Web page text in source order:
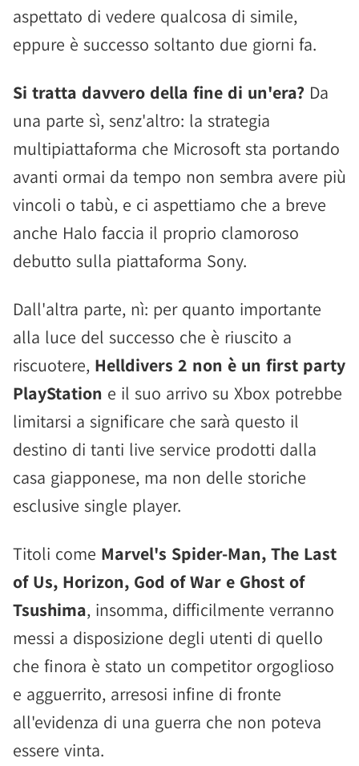
aspettato di vedere qualcosa di simile,
eppure è successo soltanto due giorni fa.
Si tratta davvero della fine di un'era? Da
una parte sì, senz'altro: la strategia
multipiattaforma che Microsoft sta portando
avanti ormai da tempo non sembra avere più
vincoli o tabù, e ci aspettiamo che a breve
anche Halo faccia il proprio clamoroso
debutto sulla piattaforma Sony.
Dall'altra parte, nì: per quanto importante
alla luce del successo che è riuscito a
riscuotere, Helldivers 2 non è un first party
PlayStation e il suo arrivo su Xbox potrebbe
limitarsi a significare che sarà questo il
destino di tanti live service prodotti dalla
casa giapponese, ma non delle storiche
esclusive single player.
Titoli come Marvel's Spider-Man, The Last
of Us, Horizon, God of War e Ghost of
Tsushima, insomma, difficilmente verranno
messi a disposizione degli utenti di quello
che finora è stato un competitor orgoglioso
e agguerrito, arresosi infine di fronte
all'evidenza di una guerra che non poteva
essere vinta.